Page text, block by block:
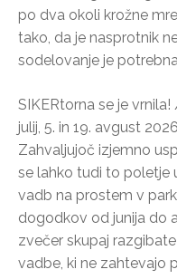
po dva okoli krožne
tako, da je nasprotnik
sodelovanje je
SIKERtorna se je vrnila!
julij, 5. in 19. avgust
Zahvaljujoč izjemno
se lahko tudi to poletje
vadb na prostem v
dogodkov od junija do
zvečer skupaj
vadbe, ki ne zahtevajo